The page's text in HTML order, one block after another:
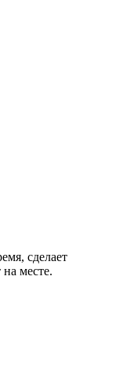
сделает
месте.